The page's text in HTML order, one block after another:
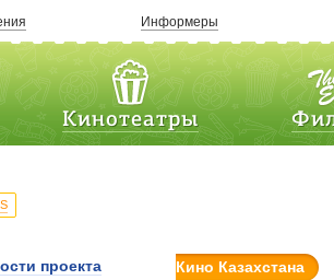
Информеры
Кинотеатры
проекта Кино Казахстана